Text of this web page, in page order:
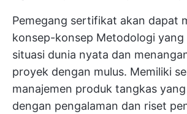
Pemegang sertifikat akan dapat
konsep-konsep Metodologi yang
situasi dunia nyata dan
proyek dengan mulus. Memiliki
manajemen produk tangkas
dengan pengalaman dan riset